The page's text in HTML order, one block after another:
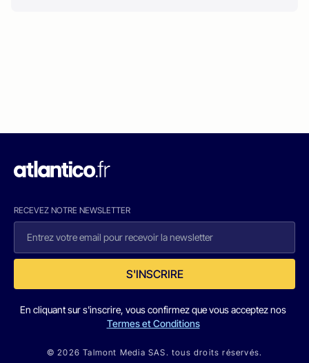
RECEVEZ NOTRE NEWSLETTER
S'INSCRIRE
En cliquant sur s'inscrire, vous confirmez que vous acceptez nos
Termes et Conditions
© 2026 Talmont Media SAS. tous droits réservés.